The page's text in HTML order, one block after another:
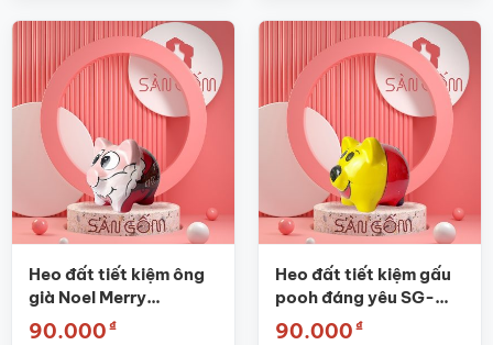
Heo đất tiết kiệm ông
già Noel Merry
Christmas SG-HĐ09
90.000 ₫
Heo đất tiết kiệm gấu
pooh đáng yêu SG-
HĐ10
90.000 ₫